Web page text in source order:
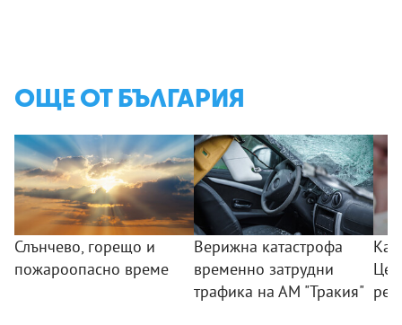
ОЩЕ ОТ БЪЛГАРИЯ
Слънчево, горещо и
пожароопасно време
Верижна катастрофа
временно затрудни
трафика на АМ "Тракия"